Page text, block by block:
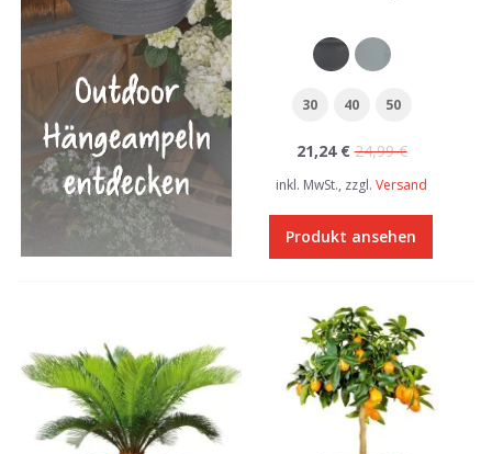
30 40 50
21,24 € 24,99 €
inkl. MwSt., zzgl.Versand
Produkt ansehen